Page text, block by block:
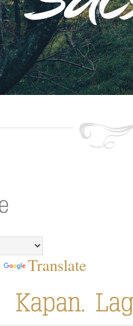
Translate